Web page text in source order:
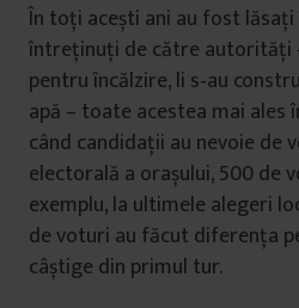
În toți acești ani au fost lăsați
întreținuți de către autorități
pentru încălzire, li s‑au
apă – toate acestea mai ales
când candidații au nevoie de
electorală a orașului, 500 de
exemplu, la ultimele alegeri
de voturi au făcut diferența
câștige din primul tur.